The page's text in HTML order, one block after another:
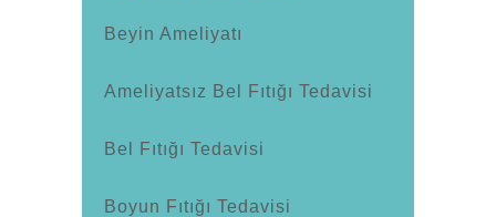
Beyin Ameliyatı
Ameliyatsız Bel Fıtığı Tedavisi
Bel Fıtığı Tedavisi
Boyun Fıtığı Tedavisi